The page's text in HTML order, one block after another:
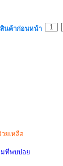
นค้าก่อนหน้า 1
ยเหลือ
มที่พบบ่อย